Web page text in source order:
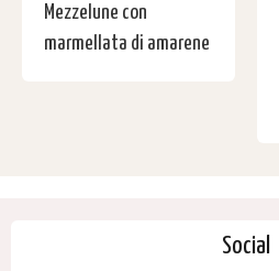
Mezzelune con
marmellata di amarene
Social